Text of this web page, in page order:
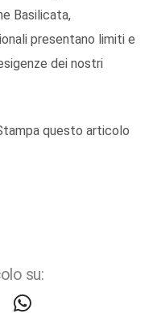
Basilicata,
presentano limiti e
dei nostri
questo articolo
su: